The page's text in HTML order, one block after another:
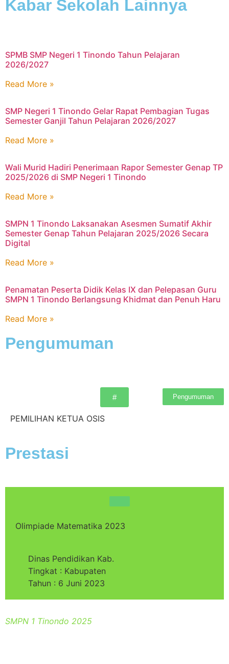
Kabar Sekolah Lainnya
SPMB SMP Negeri 1 Tinondo Tahun Pelajaran
2026/2027
Read More »
SMP Negeri 1 Tinondo Gelar Rapat Pembagian Tugas
Semester Ganjil Tahun Pelajaran 2026/2027
Read More »
Wali Murid Hadiri Penerimaan Rapor Semester Genap TP
2025/2026 di SMP Negeri 1 Tinondo
Read More »
SMPN 1 Tinondo Laksanakan Asesmen Sumatif Akhir
Semester Genap Tahun Pelajaran 2025/2026 Secara
Digital
Read More »
Penamatan Peserta Didik Kelas IX dan Pelepasan Guru
SMPN 1 Tinondo Berlangsung Khidmat dan Penuh Haru
Read More »
Pengumuman
Pengumuman
#
PEMILIHAN KETUA OSIS
Prestasi
Olimpiade Matematika 2023
Dinas Pendidikan Kab.
Tingkat : Kabupaten
Tahun : 6 Juni 2023
SMPN 1 Tinondo 2025